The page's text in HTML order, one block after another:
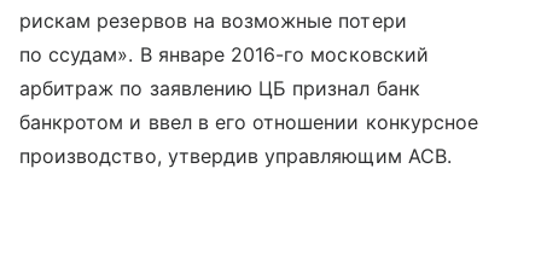
рискам резервов на возможные потери
по ссудам». В январе 2016-го московский
арбитраж по заявлению ЦБ признал банк
банкротом и ввел в его отношении конкурсное
производство, утвердив управляющим АСВ.